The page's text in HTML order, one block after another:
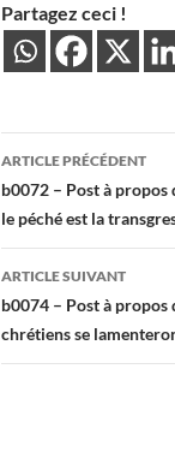
Partagez ceci !
Navigation
des
articles
ARTICLE PRÉCÉDENT
b0072 – Post à propos
le péché est la
ARTICLE SUIVANT
b0074 – Post à propos
chrétiens se